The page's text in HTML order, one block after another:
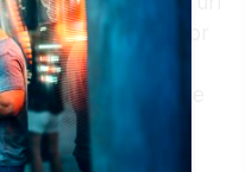
la reunión. Por
actos en la calle
olviden de Gaza. Se
para estudiar la
a la